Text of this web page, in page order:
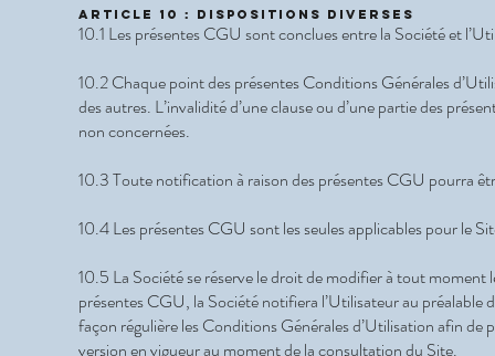
Article 10 : Dispositions diverses
10.1 Les présentes CGU sont conclues entre la Société et
10.2 Chaque point des présentes Conditions Générales
des autres. L’invalidité d’une clause ou d’une partie des
non concernées.
10.3 Toute notification à raison des présentes CGU pourra
10.4 Les présentes CGU sont les seules applicables pour le
10.5 La Société se réserve le droit de modifier à tout
présentes CGU, la Société notifiera l’Utilisateur au
façon régulière les Conditions Générales d’Utilisation afin
version en vigueur au moment de la consultation du Site.